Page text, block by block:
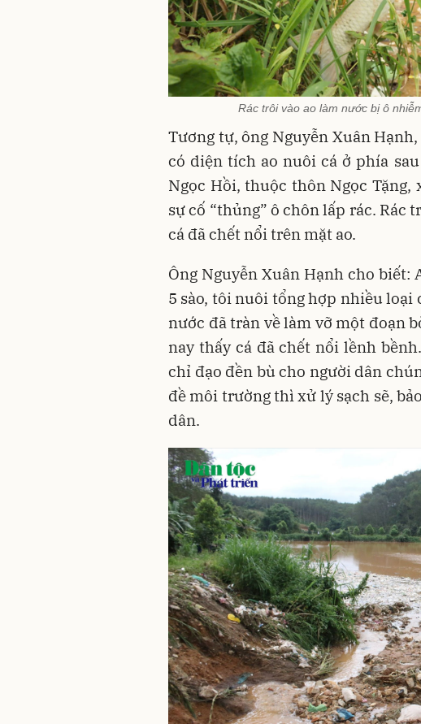
Rác trôi vào ao làm nước bị ô
Tương tự, ông Nguyễn Xuân
có diện tích ao nuôi cá ở phía
Ngọc Hồi, thuộc thôn Ngọc Tặng,
sự cố “thủng” ô chôn lấp rác. Rác
cá đã chết nổi trên mặt ao.
Ông Nguyễn Xuân Hạnh cho
5 sào, tôi nuôi tổng hợp nhiều loại
nước đã tràn về làm vỡ một đoạn
nay thấy cá đã chết nổi lềnh
chỉ đạo đền bù cho người dân
đề môi trường thì xử lý sạch sẽ,
dân.